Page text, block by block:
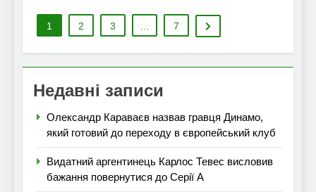
1 2 3 7
Недавні записи
Олександр Караваєв назвав гравця Динамо,
який готовий до переходу в європейський клуб
Видатний аргентинець Карлос Тевес висловив
бажання повернутися до Серії А